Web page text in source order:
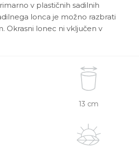
v plastičnih sadilnih
lonca je možno razbrati
Okrasni lonec ni vključen v
13 cm